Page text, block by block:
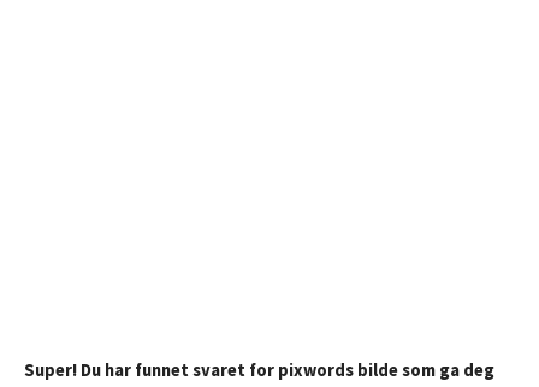
Super! Du har funnet svaret for pixwords bilde som ga deg